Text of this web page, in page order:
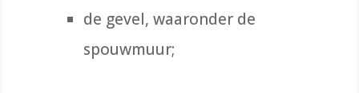
de gevel, waaronder de
spouwmuur;